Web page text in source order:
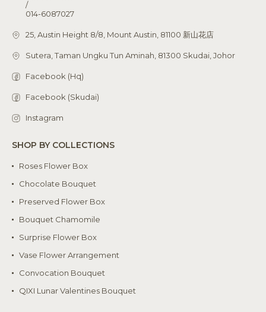
/
014-6087027
25, Austin Height 8/8, Mount Austin, 81100 新山花店
Sutera, Taman Ungku Tun Aminah, 81300 Skudai, Johor
Facebook (Hq)
Facebook (Skudai)
Instagram
SHOP BY COLLECTIONS
Roses Flower Box
Chocolate Bouquet
Preserved Flower Box
Bouquet Chamomile
Surprise Flower Box
Vase Flower Arrangement
Convocation Bouquet
QIXI Lunar Valentines Bouquet